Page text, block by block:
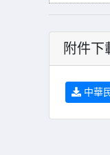
附件下
中華